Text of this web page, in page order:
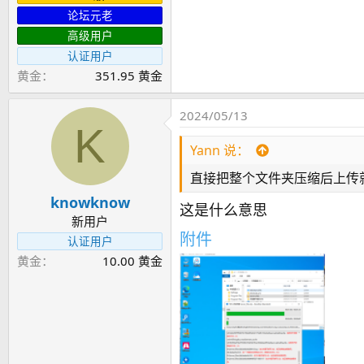
论坛元老
高级用户
认证用户
黄金 351.95 黄金
K
knowknow
新用户
认证用户
黄金 10.00 黄金
2024/05/13
Yann 说：
直接把整个文件夹压缩后上传
这是什么意思
附件